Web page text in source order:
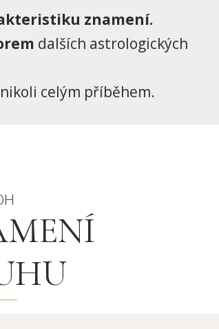
znamení.
dalších astrologických
celým příběhem.